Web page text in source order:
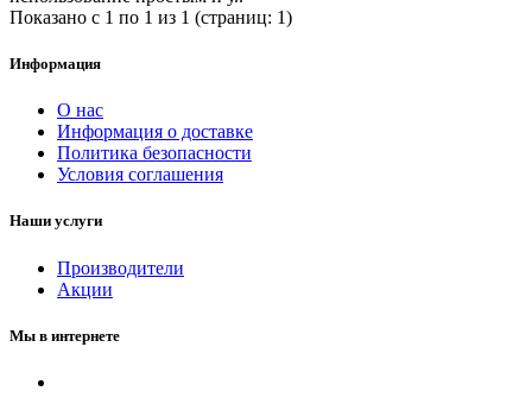
Показано с 1 по 1 из 1 (страниц: 1)
Информация
О нас
Информация о доставке
Политика безопасности
Условия соглашения
Наши услуги
Производители
Акции
Мы в интернете